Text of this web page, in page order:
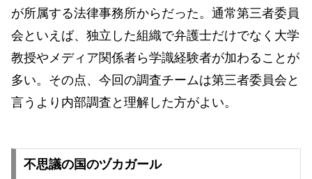
が所属する法律事務所からだった。通常第三者委員
会といえば、独立した組織で弁護士だけでなく大学
教授やメディア関係者ら学識経験者が加わることが
多い。その点、今回の調査チームは第三者委員会と
言うより内部調査と理解した方がよい。
不思議の国のヅカガール